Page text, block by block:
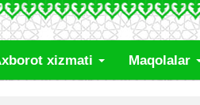
xizmati Maqolalar